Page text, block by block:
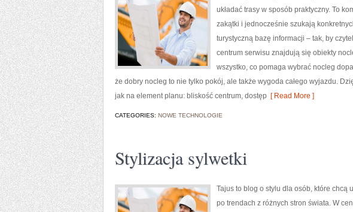
układać trasy w sposób praktyczny. To
zakątki i jednocześnie szukają
turystyczną bazę informacji – tak, by
centrum serwisu znajdują się obiekty
wszystko, co pomaga wybrać nocleg
że dobry nocleg to nie tylko pokój, ale także wygoda całego wyjazdu.
jak na element planu: bliskość centrum, dostęp [ Read More ]
CATEGORIES: NOWE TECHNOLOGIE
Stylizacja sylwetki
Tajus to blog o stylu dla osób, które
po trendach z różnych stron świata. W